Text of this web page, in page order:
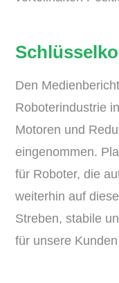
Den
Roboterindustrie
Motoren und
eingenommen.
für Roboter, die
weiterhin auf
Streben, stabile
für unsere